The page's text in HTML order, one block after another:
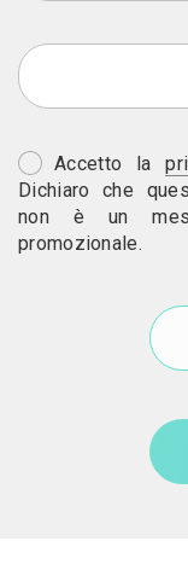
Accetto la
Dichiaro che
non è un
promozionale.